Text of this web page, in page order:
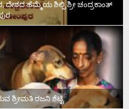
ಹೆಮ್ಮೆಯ ಶಿಲ್ಪಿ ಶ್ರೀ ಚಂದ್ರಕಾಂತ್‌
ಶ್ರೀಮತಿ ರಜನಿ ಶೆಟ್ಟಿ